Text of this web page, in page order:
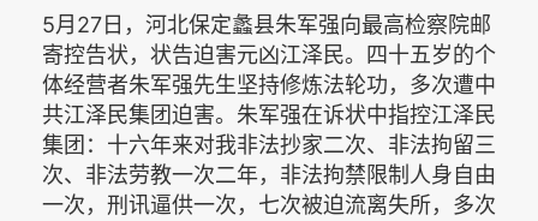
5月27日，河北保定蠡县朱军强向最高检察院邮
寄控告状，状告迫害元凶江泽民。四十五岁的个
体经营者朱军强先生坚持修炼法轮功，多次遭中
共江泽民集团迫害。朱军强在诉状中指控江泽民
集团：十六年来对我非法抄家二次、非法拘留三
次、非法劳教一次二年，非法拘禁限制人身自由
一次，刑讯逼供一次，七次被迫流离失所，多次